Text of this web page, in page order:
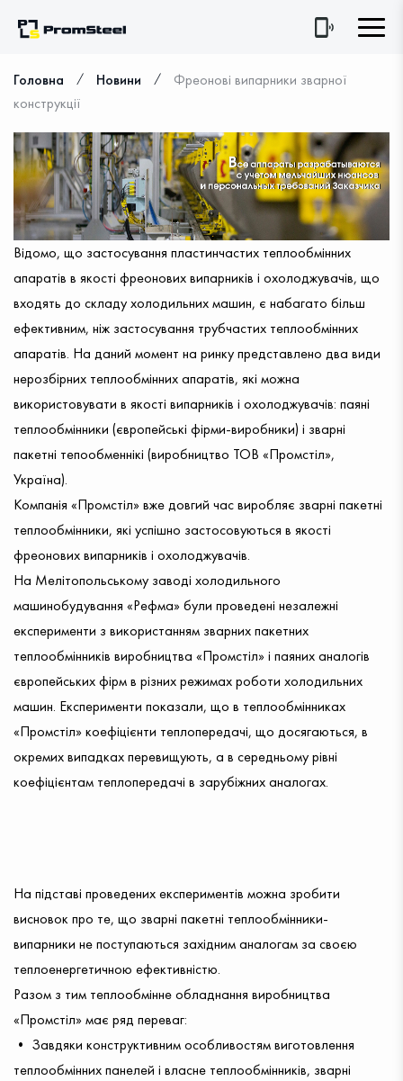
Головна ⁄ Новини ⁄ Фреонові випарники зварної
конструкції
Відомо, що застосування пластинчастих теплообмінних
апаратів в якості фреонових випарників і охолоджувачів, що
входять до складу холодильних машин, є набагато більш
ефективним, ніж застосування трубчастих теплообмінних
апаратів. На даний момент на ринку представлено два види
нерозбірних теплообмінних апаратів, які можна
використовувати в якості випарників і охолоджувачів: паяні
теплообмінники (європейські фірми-виробники) і зварні
пакетні тепообменнікі (виробництво ТОВ «Промстіл»,
Україна).
Компанія «Промстіл» вже довгий час виробляє зварні пакетні
теплообмінники, які успішно застосовуються в якості
фреонових випарників і охолоджувачів.
На Мелітопольському заводі холодильного
машинобудування «Рефма» були проведені незалежні
експерименти з використанням зварних пакетних
теплообмінників виробництва «Промстіл» і паяних аналогів
європейських фірм в різних режимах роботи холодильних
машин. Експерименти показали, що в теплообмінниках
«Промстіл» коефіцієнти теплопередачі, що досягаються, в
окремих випадках перевищують, а в середньому рівні
коефіцієнтам теплопередачі в зарубіжних аналогах.
На підставі проведених експериментів можна зробити
висновок про те, що зварні пакетні теплообмінники-
випарники не поступаються західним аналогам за своєю
теплоенергетичною ефективністю.
Разом з тим теплообмінне обладнання виробництва
«Промстіл» має ряд переваг:
• Завдяки конструктивним особливостям виготовлення
теплообмінних панелей і власне теплообмінників, зварні